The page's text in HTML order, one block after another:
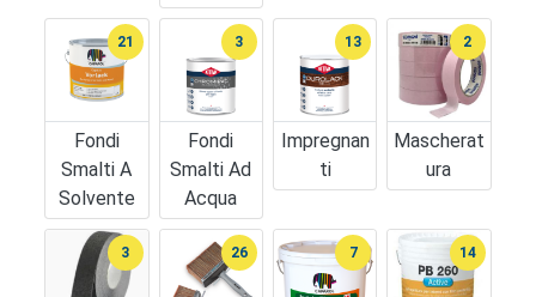
Fondi
Smalti A
Solvente
21
Fondi
Smalti Ad
Acqua
3
Impregnan
Ti
13
Mascherat
Ura
2
3 26 7 14